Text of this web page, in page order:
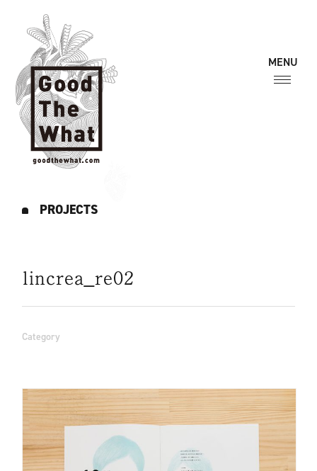
PROJECTS
lincrea_re02
Category